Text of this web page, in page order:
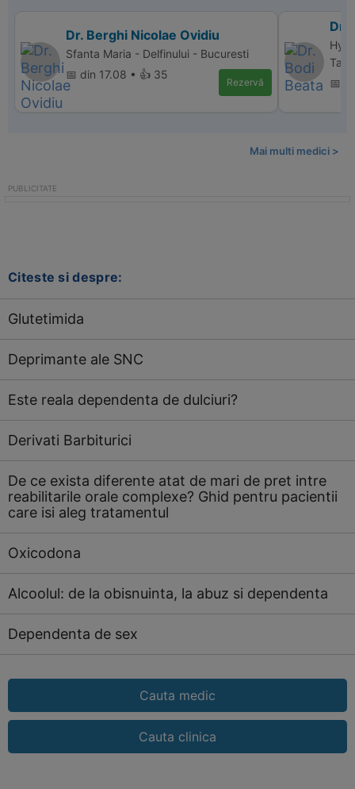
Dr. Berghi Nicolae Ovidiu
Sfanta Maria - Delfinului - Bucuresti
📅 din 17.08 • 👍 35
Rezervă
Dr.
📅
Mai multi medici >
Citeste si despre:
Glutetimida
Deprimante ale SNC
Este reala dependenta de dulciuri?
Derivati Barbiturici
De ce exista diferente atat de mari de pret intre
reabilitarile orale complexe? Ghid pentru pacientii
care isi aleg tratamentul
Oxicodona
Alcoolul: de la obisnuinta, la abuz si dependenta
Dependenta de sex
Cauta medic
Cauta clinica